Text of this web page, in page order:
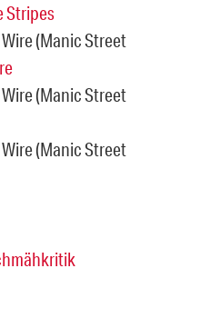
Stripes
(Manic Street
(Manic Street
(Manic Street